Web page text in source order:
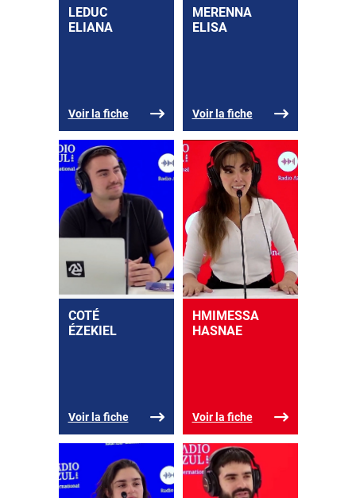
LEDUC
ELIANA
Voir la fiche
MERENNA
ELISA
Voir la fiche
COTÉ
ÉZEKIEL
Voir la fiche
HMIMESSA
HASNAE
Voir la fiche